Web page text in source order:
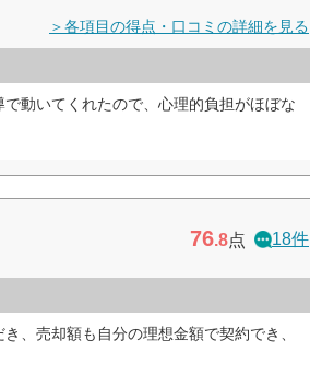
＞各項目の得点・口コミの詳細を見る
動いてくれたので、心理的負担がほぼな
76.8点 18件
、売却額も自分の理想金額で契約でき、